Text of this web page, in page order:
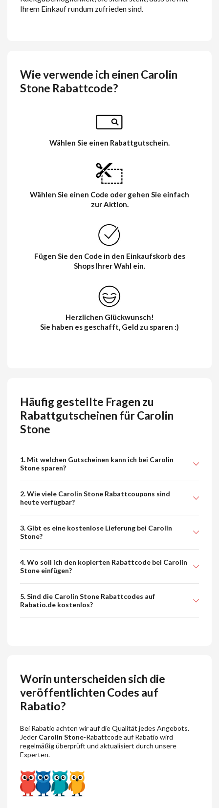
Ihrem Einkauf rundum zufrieden sind.
Wie verwende ich einen Carolin
Stone Rabattcode?
Wählen Sie einen Rabattgutschein.
Wählen Sie einen Code oder gehen Sie einfach
zur Aktion.
Fügen Sie den Code in den Einkaufskorb des
Shops Ihrer Wahl ein.
Herzlichen Glückwunsch!
Sie haben es geschafft, Geld zu sparen :)
Häufig gestellte Fragen zu
Rabattgutscheinen für Carolin
Stone
1. Mit welchen Gutscheinen kann ich bei Carolin
Stone sparen?
2. Wie viele Carolin Stone Rabattcoupons sind
heute verfügbar?
3. Gibt es eine kostenlose Lieferung bei Carolin
Stone?
4. Wo soll ich den kopierten Rabattcode bei Carolin
Stone einfügen?
5. Sind die Carolin Stone Rabattcodes auf
Rabatio.de kostenlos?
Worin unterscheiden sich die
veröffentlichten Codes auf
Rabatio?
Bei Rabatio achten wir auf die Qualität jedes Angebots.
Jeder Carolin Stone-Rabattcode auf Rabatio wird
regelmäßig überprüft und aktualisiert durch unsere
Experten.